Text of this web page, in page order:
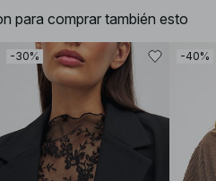
para comprar también esto
-30% -40%